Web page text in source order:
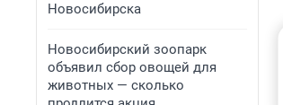
Новосибирска
Новосибирский зоопарк
объявил сбор овощей для
животных — сколько